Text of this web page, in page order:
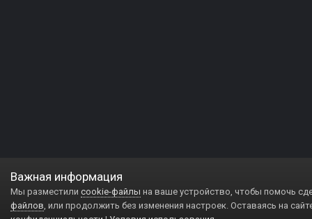
Важная информация
Мы разместили cookie-файлы на ваше устройство, чтобы помочь
файлов, или продолжить без изменения настроек. Оставаясь на